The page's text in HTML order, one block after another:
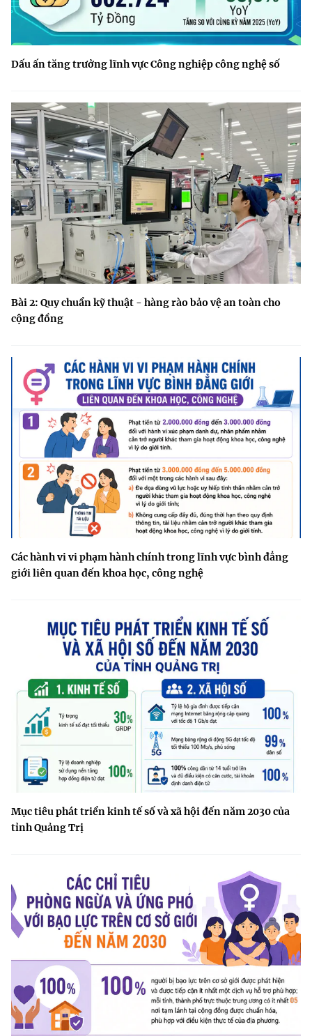
Dấu ấn tăng trưởng lĩnh vực Công nghiệp công nghệ số
Bài 2: Quy chuẩn kỹ thuật - hàng rào bảo vệ an toàn cho
cộng đồng
Các hành vi vi phạm hành chính trong lĩnh vực bình đẳng
giới liên quan đến khoa học, công nghệ
Mục tiêu phát triển kinh tế số và xã hội đến năm 2030 của
tỉnh Quảng Trị